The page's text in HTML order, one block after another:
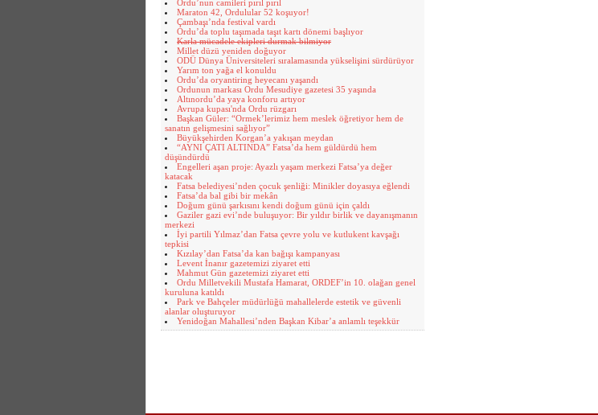
Ordu’nun camileri pırıl pırıl
Maraton 42, Ordulular 52 koşuyor!
Çambaşı’nda festival vardı
Ordu’da toplu taşımada taşıt kartı dönemi başlıyor
Karla mücadele ekipleri durmak bilmiyor
Millet düzü yeniden doğuyor
ODÜ Dünya Üniversiteleri sıralamasında yükselişini sürdürüyor
Yarım ton yağa el konuldu
Ordu’da oryantiring heyecanı yaşandı
Ordunun markası Ordu Mesudiye gazetesi 35 yaşında
Altınordu’da yaya konforu artıyor
Avrupa kupası'nda Ordu rüzgarı
Başkan Güler: “Ormek’lerimiz hem meslek öğretiyor hem de
sanatın gelişmesini sağlıyor”
Büyükşehirden Korgan’a yakışan meydan
“AYNI ÇATI ALTINDA” Fatsa’da hem güldürdü hem
düşündürdü
Engelleri aşan proje: Ayazlı yaşam merkezi Fatsa’ya değer
katacak
Fatsa belediyesi’nden çocuk şenliği: Minikler doyasıya eğlendi
Fatsa’da bal gibi bir mekân
Doğum günü şarkısını kendi doğum günü için çaldı
Gaziler gazi evi’nde buluşuyor: Bir yıldır birlik ve dayanışmanın
merkezi
İyi partili Yılmaz’dan Fatsa çevre yolu ve kutlukent kavşağı
tepkisi
Kızılay’dan Fatsa’da kan bağışı kampanyası
Levent İnanır gazetemizi ziyaret etti
Mahmut Gün gazetemizi ziyaret etti
Ordu Milletvekili Mustafa Hamarat, ORDEF’in 10. olağan genel
kuruluna katıldı
Park ve Bahçeler müdürlüğü mahallelerde estetik ve güvenli
alanlar oluşturuyor
Yenidoğan Mahallesi’nden Başkan Kibar’a anlamlı teşekkür